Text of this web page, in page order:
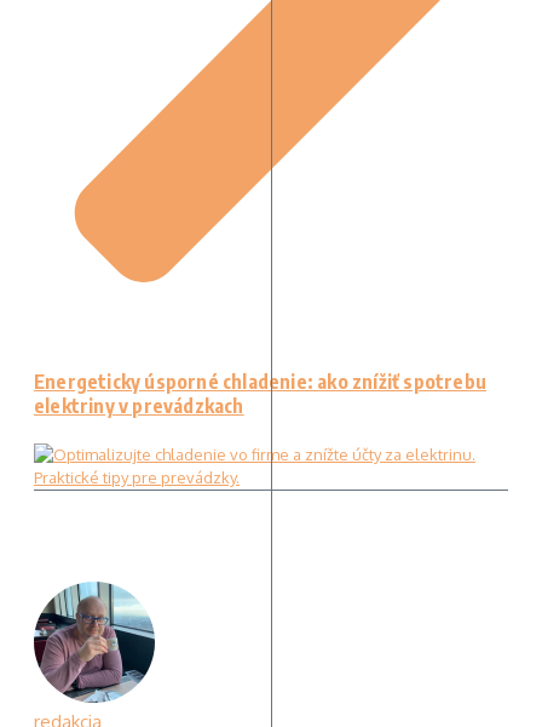
Energeticky úsporné chladenie: ako znížiť spotrebu
elektriny v prevádzkach
redakcia